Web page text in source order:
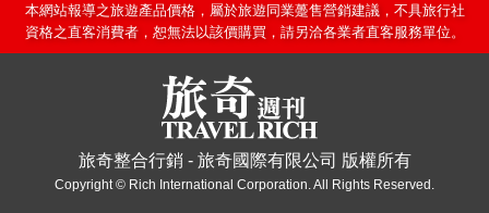
本網站報導之旅遊產品價格，屬於旅遊同業躉售營銷建議，不具旅行社
資格之直客消費者，恕無法以該價購買，請另洽各業者直客服務單位。
旅奇整合行銷 - 旅奇國際有限公司 版權所有
Copyright © Rich International Corporation. All Rights Reserved.